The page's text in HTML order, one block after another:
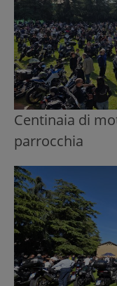
Centinaia di
parrocchia